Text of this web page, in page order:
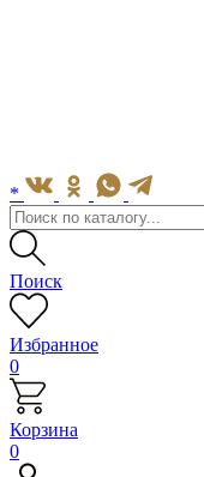
*
Поиск
Избранное
0
Корзина
0